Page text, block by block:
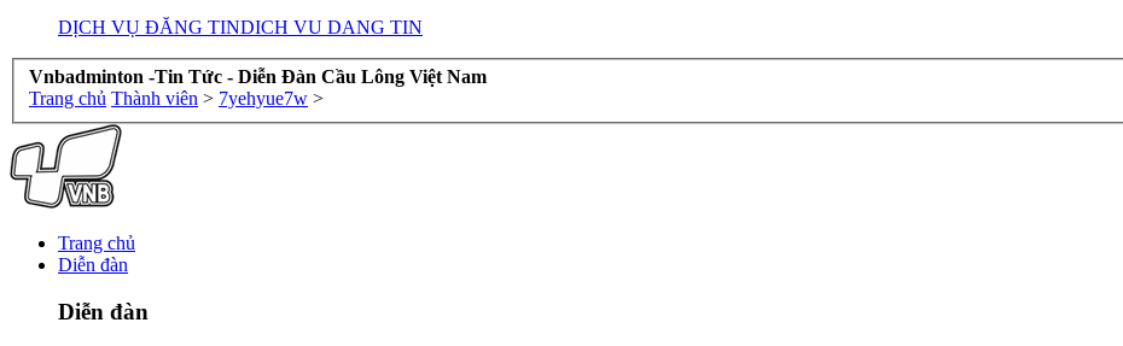
DỊCH VỤ ĐĂNG TINDICH VU DANG TIN
Vnbadminton -Tin Tức - Diễn Đàn Cầu Lông Việt Nam
Trang chủ Thành viên > 7yehyue7w >
Trang chủ
Diễn đàn
Diễn đàn